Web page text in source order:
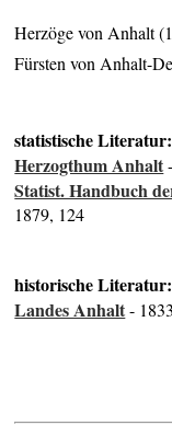
Herzöge von Anhalt
Fürsten von Anhalt-
statistische
Herzogthum Anhalt
Statist. Handbuch
1879, 124
historische
Landes Anhalt-